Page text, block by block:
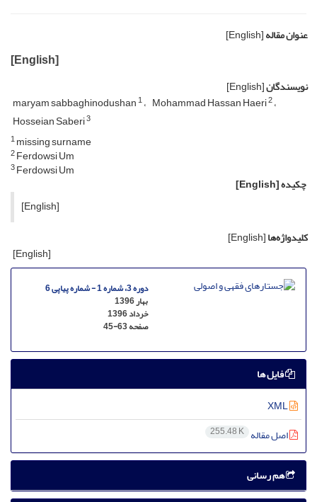
عنوان مقاله[English]
[English]
نویسندگان[English]
maryam sabbaghinodushan1 Mohammad Hassan Haeri2
Hosseian Saberi3
1missing surname
2Ferdowsi Um
3Ferdowsi Um
چکیده[English]
[English]
کلیدواژه‌ها[English]
[English]
دوره 3، شماره 1 - شماره پیاپی 6
بهار 1396
خرداد 1396
صفحه45-63
فایل ها
اصل مقاله 255.48 K
هم رسانی